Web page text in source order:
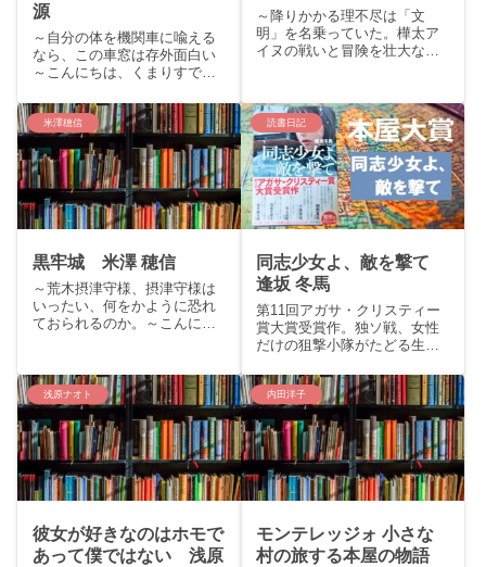
源
～自分の体を機関車に喩える
なら、この車窓は存外面白い
～こんにちは、くまりすで
ッセイストとしてマルチに活
躍されている星野源さん。累
計40万部突破のベストセラー
エッセイ集「いのちの車窓か
ら」をご紹介いたします。
stor...
～降りかかる理不尽は「文
明」を名乗っていた。樺太ア
イヌの戦いと冒険を壮大なス
は直木賞受賞作川越宗一『熱
源』をご紹介いたします。
story：故郷を奪われ、生き方
を変えられた。それでもアイ
ヌが...
米澤穂信
黒牢城 米澤 穂信
～荒木摂津守様、摂津守様は
いったい、何をかように恐れ
ておられるのか。～こんにち
で6冠、さらに本屋大賞候補作
の今話題の歴史ミステリー米
澤穂信「黒牢城」をご紹介い
たします。story:本能寺の...
読書日記
同志少女よ、敵を撃て
逢坂 冬馬
第11回アガサ・クリスティー
賞大賞受賞作。独ソ戦、女性
だけの狙撃小隊がたどる生と
す。今回はアガサ・クリステ
ィー賞受賞作逢坂 冬馬「同志
少女よ、敵を撃て」をご紹介
いたします。story：1942年、
独ソ戦のさなか、モ...
浅原ナオト
彼女が好きなのはホモで
あって僕ではない 浅原
内田洋子
モンテレッジォ 小さな
村の旅する本屋の物語